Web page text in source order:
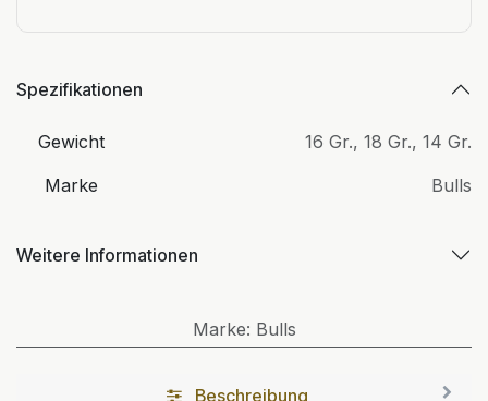
Spezifikationen
Gewicht 16 Gr., 18 Gr., 14 Gr.
Marke
Bulls
Weitere Informationen
Marke: Bulls
Beschreibung